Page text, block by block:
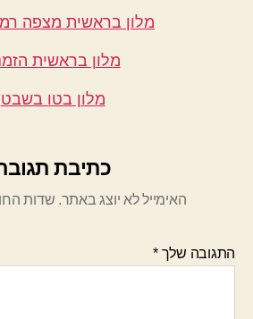
מלון בראשית מצפה
מלון בראשית
מלון בטו בשבט
כתיבת
האימייל לא יוצג באתר. שדות
התגובה שלך*